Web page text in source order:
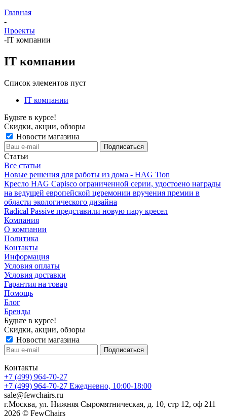
Главная
-
Проекты
-IT компании
IT компании
Список элементов пуст
IT компании
Будьте в курсе!
Скидки, акции, обзоры
Новости магазина
Статьи
Все статьи
Новые решения для работы из дома - HAG Tion
Кресло HAG Capisco ограниченной серии, удостоено награды
на ведущей европейской церемонии вручения премии в
области экологического дизайна
Radical Passive представили новую пару кресел
Компания
О компании
Политика
Контакты
Информация
Условия оплаты
Условия доставки
Гарантия на товар
Помощь
Блог
Бренды
Будьте в курсе!
Скидки, акции, обзоры
Новости магазина
Контакты
+7 (499) 964-70-27
+7 (499) 964-70-27 Ежедневно, 10:00-18:00
sale@fewchairs.ru
г.Москва, ул. Нижняя Сыромятническая, д. 10, стр 12, оф 211
2026 © FewChairs